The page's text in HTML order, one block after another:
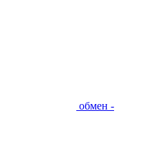
обмен -